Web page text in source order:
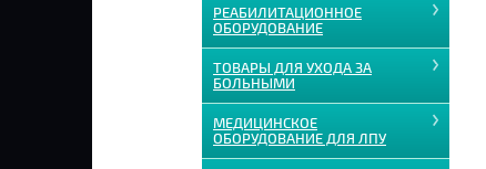
РЕАБИЛИТАЦИОННОЕ
ОБОРУДОВАНИЕ
ТОВАРЫ ДЛЯ УХОДА ЗА
БОЛЬНЫМИ
МЕДИЦИНСКОЕ
ОБОРУДОВАНИЕ ДЛЯ ЛПУ